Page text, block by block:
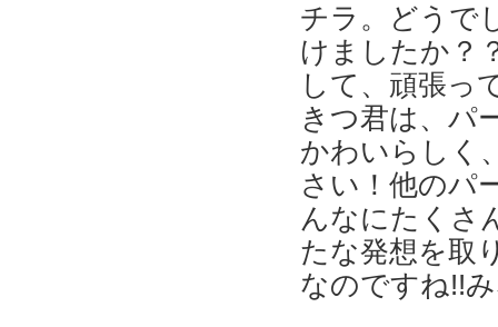
チラ。
どうで
けましたか？
して、頑張っ
きつ君は、パ
かわいらしく
さい！他のパ
んなにたくさ
たな発想を取
なのですね!!